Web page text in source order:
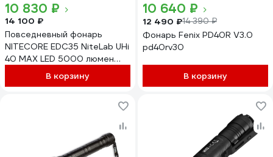
10 830 ₽
14 100 ₽
Повседневный фонарь
NITECORE EDC35 NiteLab UHi
40 MAX LED 5000 люмен
550 метров 90 часов
NL2160 (21700 6000 мАч)
В корзину
10 640 ₽
12 490 ₽14 390 ₽
Фонарь Fenix PD40R V3.0
pd40rv30
В корзину